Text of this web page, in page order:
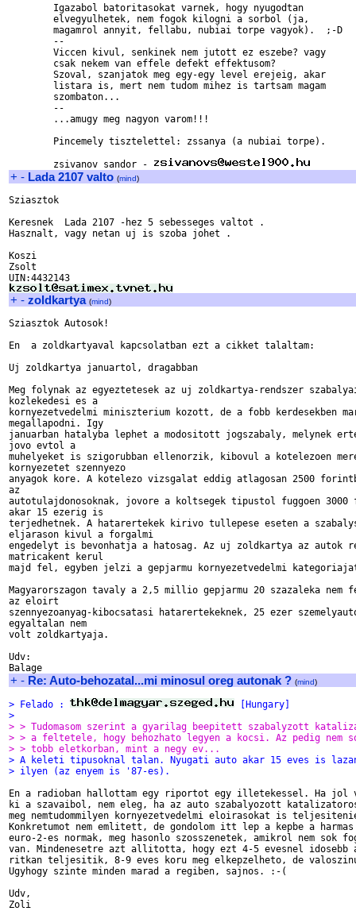
	zsivanov sandor -
+ - Lada 2107 valto (mind)
Sziasztok
Keresnek  Lada 2107 -hez 5 sebesseges valtot .
Hasznalt, vagy netan uj is szoba johet .
Koszi
Zsolt
+ - zoldkartya (mind)
Sziasztok Autosok!
En  a zoldkartyaval kapcsolatban ezt a cikket talaltam:
Uj zoldkartya januartol, dragabban
Meg folynak az egyeztetesek az uj zoldkartya-rendszer
kozlekedesi es a
kornyezetvedelmi miniszterium kozott, de a fobb kerdesekben
megallapodni. Igy
januarban hatalyba lephet a modositott jogszabaly, melynek
jovo evtol a
muhelyeket is szigorubban ellenorzik, kibovul a kotelezoen
kornyezetet szennyezo
anyagok kore. A kotelezo vizsgalat eddig atlagosan 2500
az
autotulajdonosoknak, jovore a koltsegek tipustol fuggoen
akar 15 ezerig is
terjedhetnek. A hatarertekek kirivo tullepese eseten a
eljarason kivul a forgalmi
engedelyt is bevonhatja a hatosag. Az uj zoldkartya az autok
matricakent kerul
majd fel, egyben jelzi a gepjarmu kornyezetvedelmi
Magyarorszagon tavaly a 2,5 millio gepjarmu 20 szazaleka nem
az eloirt
szennyezoanyag-kibocsatasi hatarertekeknek, 25 ezer
egyaltalan nem
volt zoldkartyaja.
Udv:
+ - Re: Auto-behozatal...mi minosul oreg autonak ? (mind)
> Felado :
[Hungary]
>
> > Tudomasom szerint a gyarilag beepitett szabalyzott
> > a feltetele, hogy behozhato legyen a kocsi. Az pedig nem
> > tobb eletkorban, mint a negy ev...
> A keleti tipusoknal talan. Nyugati auto akar 15 eves is
> ilyen (az enyem is '87-es).
En a radioban hallottam egy riportot egy illetekessel. Ha jol
ki a szavaibol, nem eleg, ha az auto szabalyozott
meg nemtudommilyen kornyezetvedelmi eloirasokat is
Konkretumot nem emlitett, de gondolom itt lep a kepbe a
euro-2-es normak, meg hasonlo szosszenetek, amikrol nem sok
van. Mindenesetre azt allitotta, hogy ezt 4-5 evesnel idosebb
ritkan teljesitik, 8-9 eves koru meg elkepzelheto, de
Ugyhogy szinte minden marad a regiben, sajnos. :-(
Udv,
Zoli